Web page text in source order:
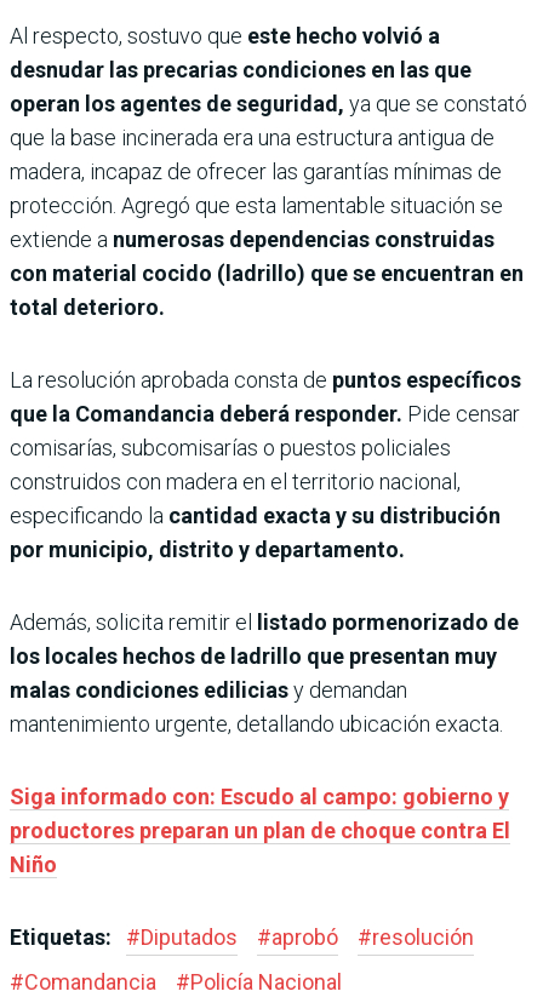
Al respecto, sostuvo que este hecho volvió a
desnudar las precarias condiciones en las que
operan los agentes de seguridad, ya que se constató
que la base incinerada era una estructura antigua de
madera, incapaz de ofrecer las garantías mínimas de
protección. Agregó que esta lamentable situación se
extiende a numerosas dependencias construidas
con material cocido (ladrillo) que se encuentran en
total deterioro.
La resolución aprobada consta de puntos específicos
que la Comandancia deberá responder. Pide censar
comisarías, subcomisarías o puestos policiales
construidos con madera en el territorio nacional,
especificando la cantidad exacta y su distribución
por municipio, distrito y departamento.
Además, solicita remitir el
listado pormenorizado de
los locales hechos de ladrillo que presentan muy
malas condiciones ediliciasy demandan
mantenimiento urgente, detallando ubicación exacta.
Siga informado con: Escudo al campo: gobierno y
productores preparan un plan de choque contra El
Niño
Etiquetas: #Diputados #aprobó #resolución
#Comandancia #Policía Nacional